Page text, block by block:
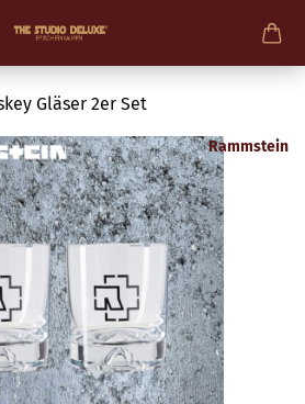
Gläser 2er Set
Rammstein